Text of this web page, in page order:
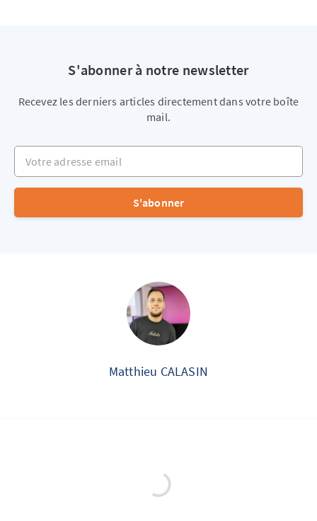
S'abonner à notre newsletter
Recevez les derniers articles directement dans votre boîte
mail.
Votre adresse email
S'abonner
Matthieu CALASIN